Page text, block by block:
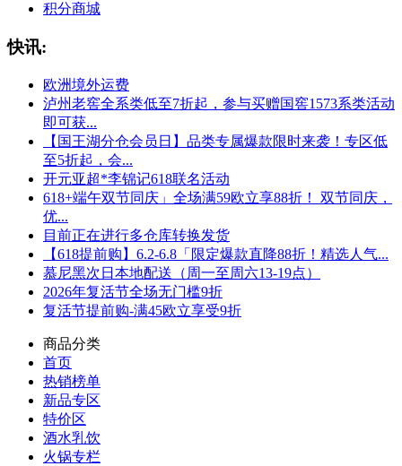
积分商城
快讯:
欧洲境外运费
泸州老窖全系类低至7折起，参与买赠国窖1573系类活动
即可获...
【国王湖分仓会员日】品类专属爆款限时来袭！专区低
至5折起，会...
开元亚超*李锦记618联名活动
618+端午双节同庆」全场满59欧立享88折！ 双节同庆，
优...
目前正在进行多仓库转换发货
【618提前购】6.2-6.8「限定爆款直降88折！精选人气...
慕尼黑次日本地配送（周一至周六13-19点）
2026年复活节全场无门槛9折
复活节提前购-满45欧立享受9折
商品分类
首页
热销榜单
新品专区
特价区
酒水乳饮
火锅专栏